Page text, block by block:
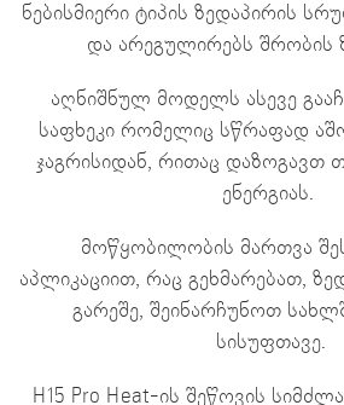
ნებისმიერი ტიპის ზედაპირის
და არეგულირებს შრობის
აღნიშნულ მოდელს ასევე
საფხეკი რომელიც სწრაფად
ჯაგრისიდან, რითაც დაზოგავთ
ენერგიას.
მოწყობილობის მართვა
აპლიკაციით, რაც გეხმარებათ,
გარეშე, შეინარჩუნოთ
სისუფთავე.
H15 Pro Heat-ის შეწოვის